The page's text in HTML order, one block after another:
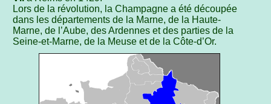
Lors de la révolution, la Champagne a été découpée
dans les départements de la Marne, de la Haute-
Marne, de l’Aube, des Ardennes et des parties de la
Seine-et-Marne, de la Meuse et de la Côte-d’Or.